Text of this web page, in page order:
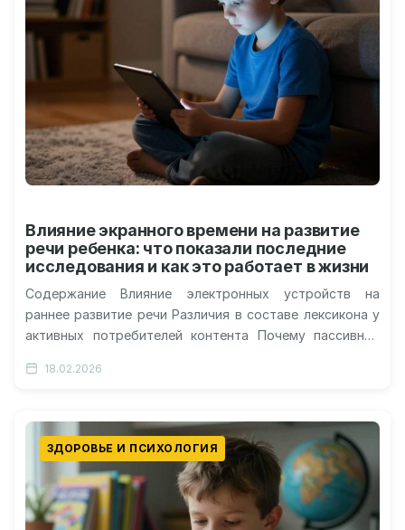
Влияние экранного времени на развитие
речи ребенка: что показали последние
исследования и как это работает в жизни
Содержание Влияние электронных устройств на
раннее развитие речи Различия в составе лексикона у
активных потребителей контента Почему пассивное
Рекомендации по ограничению…
18.02.2026
ЗДОРОВЬЕ И ПСИХОЛОГИЯ